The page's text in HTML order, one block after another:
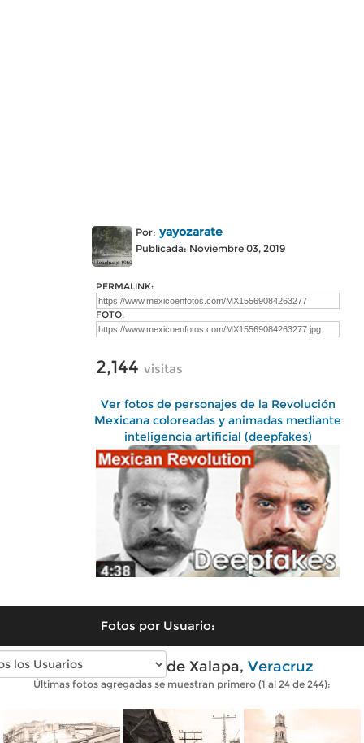
Por: yayozarate
Publicada: Noviembre 03, 2019
PERMALINK:
FOTO:
2,144 visitas
Ver fotos de personajes de la Revolución
Mexicana coloreadas y animadas mediante
inteligencia artificial (deepfakes)
Fotos por Usuario:
Fotos antiguas de Xalapa, Veracruz
Últimas fotos agregadas se muestran primero (1 al 24 de 244):